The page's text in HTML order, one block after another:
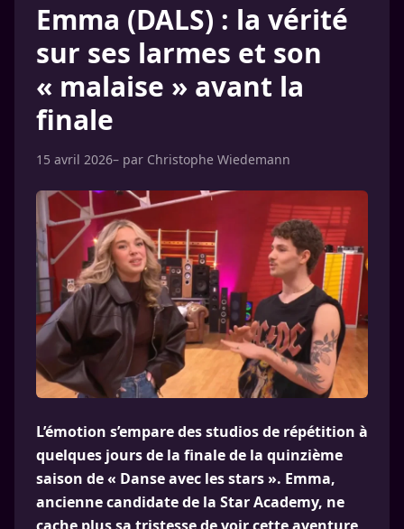
Emma (DALS) : la vérité
sur ses larmes et son
« malaise » avant la
finale
15 avril 2026– par Christophe Wiedemann
L’émotion s’empare des studios de répétition à
quelques jours de la finale de la quinzième
saison de « Danse avec les stars ». Emma,
ancienne candidate de la Star Academy, ne